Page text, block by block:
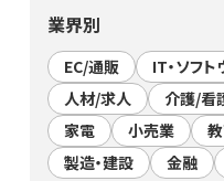
業界別
EC/通販 IT・ソフト
人材/求人
介護/看
家電
小売業
製造・建設
金融